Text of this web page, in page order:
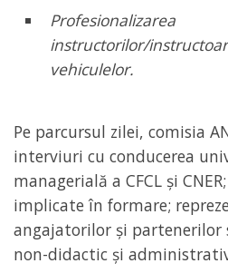
Profesionalizarea
instructorilor/
vehiculelor.
Pe parcursul zilei, comisia
interviuri cu conducerea
managerială a CFCL și
implicate în formare;
angajatorilor și partenerilor
non-didactic și